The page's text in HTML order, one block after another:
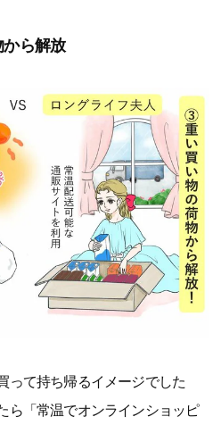
ら解放
って持ち帰るイメージでした
ら「常温でオンラインショッピ